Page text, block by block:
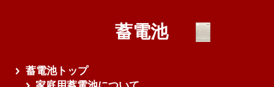
蓄電池
蓄電池トップ